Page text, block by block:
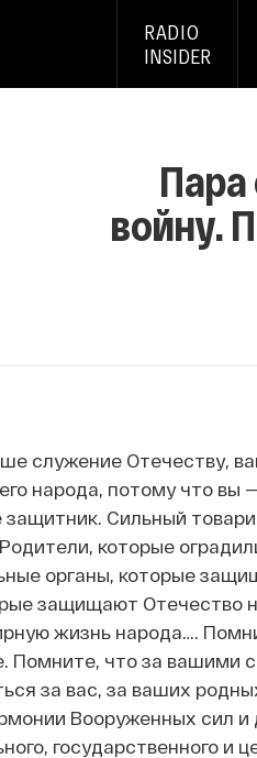
RADIO
INSIDER
Пара
войну.
служение Отечеству,
народа, потому что вы
Сильный
которые
органы, которые
защищают Отечество
жизнь народа….
Помните, что за вашими
за вас, за ваших
Вооруженных сил и
государственного и